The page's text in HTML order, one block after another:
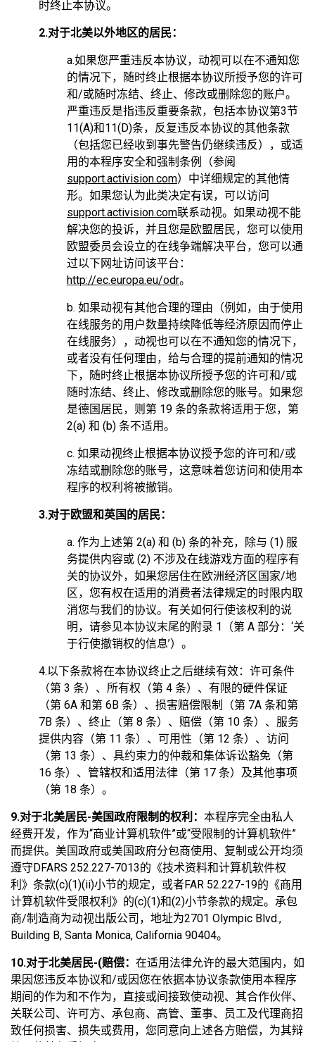
时终止本协议。
2.对于北美以外地区的居民：
a.如果您严重违反本协议，动视可以在不通知您
的情况下，随时终止根据本协议所授予您的许可
和/或随时冻结、终止、修改或删除您的账户。
严重违反是指违反重要条款，包括本协议第3节
11(A)和11(D)条，反复违反本协议的其他条款
（包括您已经收到事先警告仍继续违反），或适
用的本程序安全和强制条例（参阅
support.activision.com）中详细规定的其他情
形。如果您认为此类决定有误，可以访问
support.activision.com联系动视。如果动视不能
解决您的投诉，并且您是欧盟居民，您可以使用
欧盟委员会设立的在线争端解决平台，您可以通
过以下网址访问该平台：
http://ec.europa.eu/odr。
b. 如果动视有其他合理的理由（例如，由于使用
在线服务的用户数量持续降低等经济原因而停止
在线服务），动视也可以在不通知您的情况下，
或者没有任何理由，给与合理的提前通知的情况
下，随时终止根据本协议所授予您的许可和/或
随时冻结、终止、修改或删除您的账号。如果您
是德国居民，则第 19 条的条款将适用于您，第
2(a) 和 (b) 条不适用。
c. 如果动视终止根据本协议授予您的许可和/或
冻结或删除您的账号，这意味着您访问和使用本
程序的权利将被撤销。
3.对于欧盟和英国的居民：
a. 作为上述第 2(a) 和 (b) 条的补充，除与 (1) 服
务提供内容或 (2) 不涉及在线游戏方面的程序有
关的协议外，如果您居住在欧洲经济区国家/地
区，您有权在适用的消费者法律规定的时限内取
消您与我们的协议。有关如何行使该权利的说
明，请参见本协议末尾的附录 1（第 A 部分：‘关
于行使撤销权的信息’）。
4.以下条款将在本协议终止之后继续有效：许可条件
（第 3 条）、所有权（第 4 条）、有限的硬件保证
（第 6A 和第 6B 条）、损害赔偿限制（第 7A 条和第
7B 条）、终止（第 8 条）、赔偿（第 10 条）、服务
提供内容（第 11 条）、可用性（第 12 条）、访问
（第 13 条）、具约束力的仲裁和集体诉讼豁免（第
16 条）、管辖权和适用法律（第 17 条）及其他事项
（第 18 条）。
9.对于北美居民-美国政府限制的权利： 本程序完全由私人
经费开发，作为“商业计算机软件”或“受限制的计算机软件”
而提供。美国政府或美国政府分包商使用、复制或公开均须
遵守DFARS 252.227-7013的《技术资料和计算机软件权
利》条款(c)(1)(ii)小节的规定，或者FAR 52.227-19的《商用
计算机软件受限权利》的(c)(1)和(2)小节条款的规定。承包
商/制造商为动视出版公司，地址为2701 Olympic Blvd.,
Building B, Santa Monica, California 90404。
10.对于北美居民-(赔偿： 在适用法律允许的最大范围内，如
果因您违反本协议和/或因您在依据本协议条款使用本程序
期间的作为和不作为，直接或间接致使动视、其合作伙伴、
关联公司、许可方、承包商、高管、董事、员工及代理商招
致任何损害、损失或费用，您同意向上述各方赔偿，为其辩